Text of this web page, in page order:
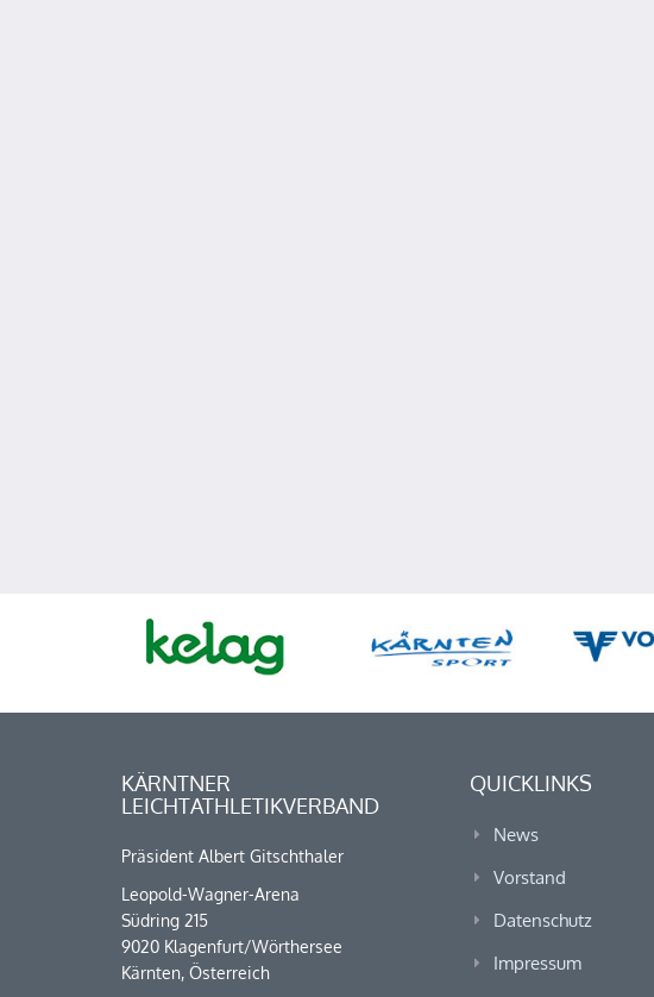
KÄRNTNER
LEICHTATHLETIKVERBAND
Präsident Albert Gitschthaler
Leopold-Wagner-Arena
Südring 215
9020 Klagenfurt/Wörthersee
Kärnten, Österreich
QUICKLINKS
News
Vorstand
Datenschutz
Impressum